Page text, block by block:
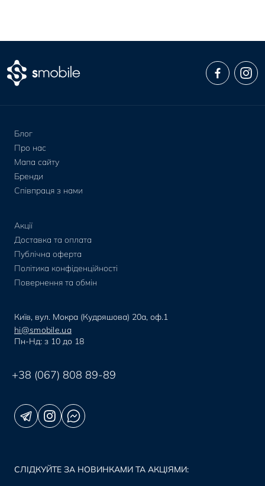
Блог
Про нас
Мапа сайту
Бренди
Співпраця з нами
Акції
Доставка та оплата
Публічна оферта
Політика конфіденційності
Повернення та обмін
Київ, вул. Мокра (Кудряшова) 20а, оф.1
hi@smobile.ua
Пн-Нд: з 10 до 18
+38 (067) 808 89-89
СЛІДКУЙТЕ ЗА НОВИНКАМИ ТА АКЦІЯМИ: